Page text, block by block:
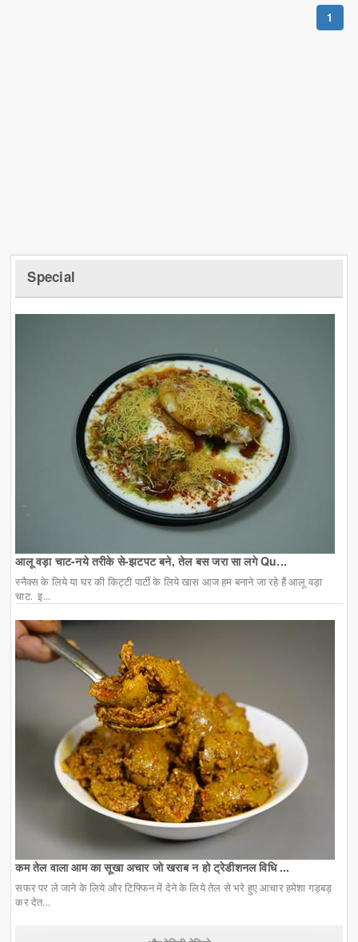
1
Special
आलू वड़ा चाट-नये तरीके से-झटपट बने, तेल बस जरा सा लगे Qu...
स्नैक्स के लिये या घर की किट्टी पार्टी के लिये खास आज हम बनाने जा रहे हैं आलू वड़ा
चाट. इ...
कम तेल वाला आम का सूखा अचार जो खराब न हो ट्रेडीशनल विधि ...
सफर पर ले जाने के लिये और टिफ्फिन में देने के लिये तेल से भरे हुए आचार हमेशा गड़बड़
कर देत...